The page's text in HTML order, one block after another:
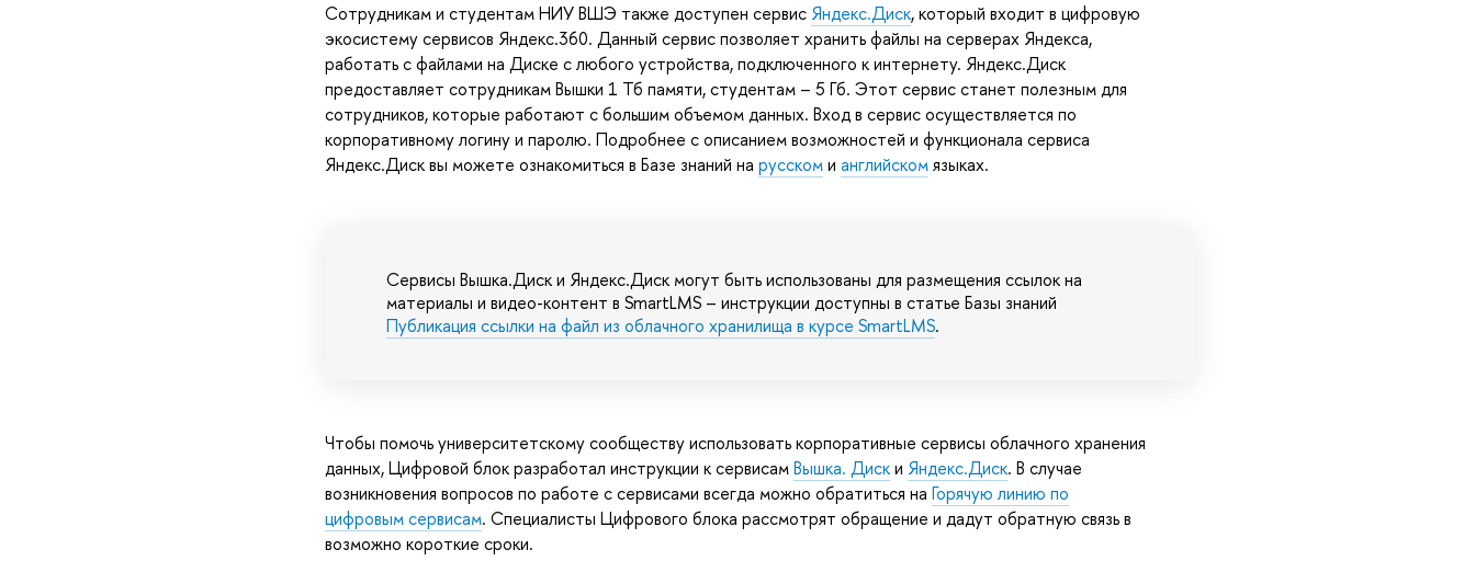
Сотрудникам и студентам НИУ ВШЭ также доступен сервис Яндекс.Диск, который входит в цифровую
экосистему сервисов Яндекс.360. Данный сервис позволяет хранить файлы на серверах Яндекса,
работать с файлами на Диске с любого устройства, подключенного к интернету. Яндекс.Диск
предоставляет сотрудникам Вышки 1 Тб памяти, студентам – 5 Гб. Этот сервис станет полезным для
сотрудников, которые работают с большим объемом данных. Вход в сервис осуществляется по
корпоративному логину и паролю. Подробнее с описанием возможностей и функционала сервиса
Яндекс.Диск вы можете ознакомиться в Базе знаний на русскоми английскомязыках.
Сервисы Вышка.Диск и Яндекс.Диск могут быть использованы для размещения ссылок на
материалы и видео-контент в SmartLMS – инструкции доступны в статье Базы знаний
Публикация ссылки на файл из облачного хранилища в курсе SmartLMS.
Чтобы помочь университетскому сообществу использовать корпоративные сервисы облачного хранения
данных, Цифровой блок разработал инструкции к сервисамВышка. Диски Яндекс.Диск. В случае
возникновения вопросов по работе с сервисами всегда можно обратиться на Горячую линию по
цифровым сервисам. Специалисты Цифрового блока рассмотрят обращение и дадут обратную связь в
возможно короткие сроки.